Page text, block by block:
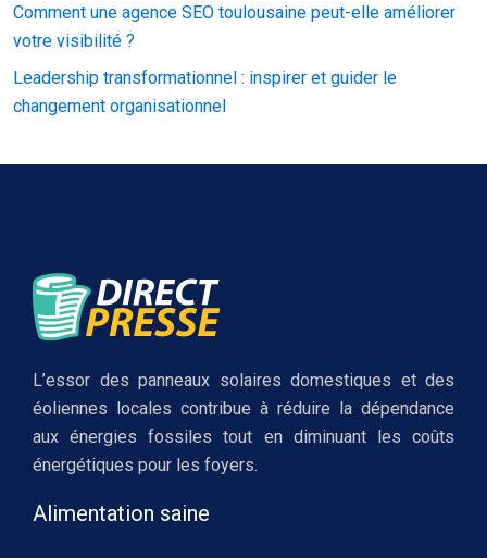
Comment une agence SEO toulousaine peut-elle améliorer
votre visibilité ?
Leadership transformationnel : inspirer et guider le
changement organisationnel
L’essor des panneaux solaires domestiques et des
éoliennes locales contribue à réduire la dépendance
aux énergies fossiles tout en diminuant les coûts
énergétiques pour les foyers.
Alimentation saine